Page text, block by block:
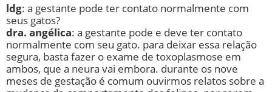
ldg: a gestante pode ter contato normalmente com
seus gatos?
dra. angélica: a gestante pode e deve ter contato
normalmente com seu gato. para deixar essa relação
segura, basta fazer o exame de toxoplasmose em
ambos, que a neura vai embora. durante os nove
meses de gestação é comum ouvirmos relatos sobre a